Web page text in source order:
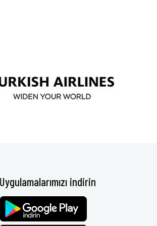
Uygulamalarımızı indirin